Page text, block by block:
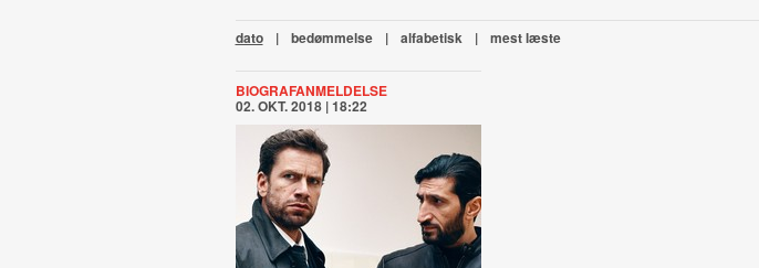
dato | bedømmelse | alfabetisk | mest læste
BIOGRAFANMELDELSE
02. OKT. 2018 | 18:22